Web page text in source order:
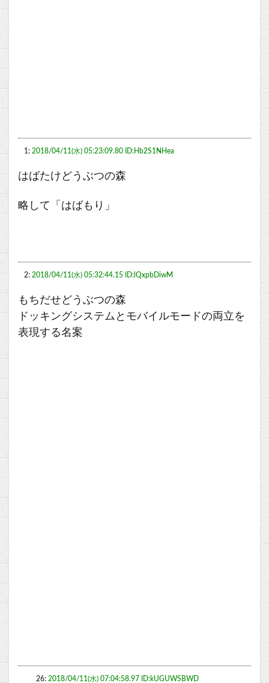
1: 2018/04/11(水) 05:23:09.80 ID:Hb2S1NHea
はばたけどうぶつの森
略して「はばもり」
2: 2018/04/11(水) 05:32:44.15 ID:lQxpbDiwM
もちだせどうぶつの森
ドッキングシステムとモバイルモードの両立を
表現する名案
26: 2018/04/11(水) 07:04:58.97 ID:kUGUWSBWD